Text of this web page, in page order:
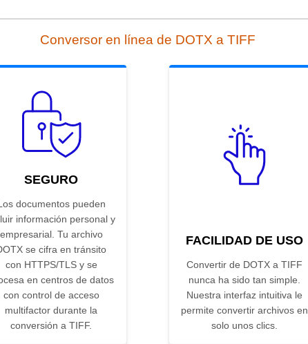
Conversor en línea de DOTX a TIFF
SEGURO
documentos pueden
información personal y
empresarial. Tu archivo
se cifra en tránsito
con HTTPS/TLS y se
en centros de datos
con control de acceso
multifactor durante la
conversión a TIFF.
FACILIDAD DE USO
Convertir de DOTX a TIFF
nunca ha sido tan simple.
Nuestra interfaz intuitiva le
permite convertir archivos en
solo unos clics.